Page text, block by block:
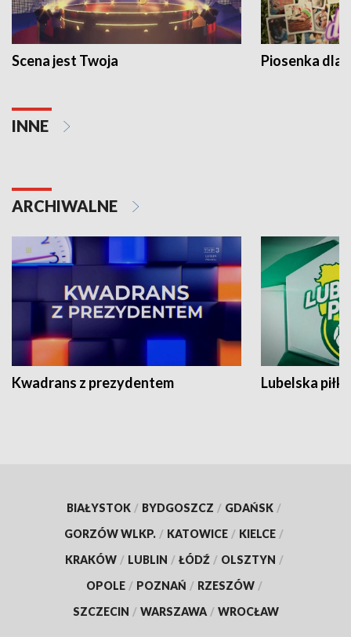
Scena jest Twoja Piosenka dla
INNE
ARCHIWALNE
Kwadrans z prezydentem Lubelska piłka
BIAŁYSTOK / BYDGOSZCZ / GDAŃSK /
GORZÓW WLKP. / KATOWICE / KIELCE /
KRAKÓW / LUBLIN / ŁÓDŹ / OLSZTYN /
OPOLE / POZNAŃ / RZESZÓW /
SZCZECIN / WARSZAWA / WROCŁAW